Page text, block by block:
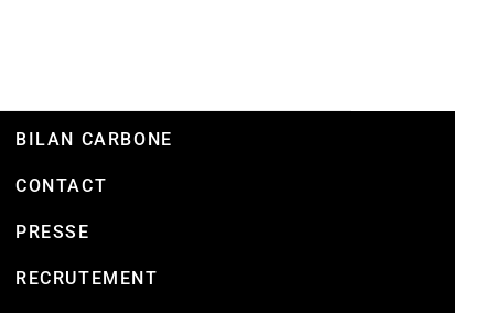
BILAN CARBONE
CONTACT
PRESSE
RECRUTEMENT